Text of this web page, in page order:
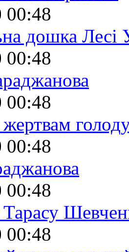
00:48
дошка Лесі
00:48
00:48
00:48
00:48
00:48